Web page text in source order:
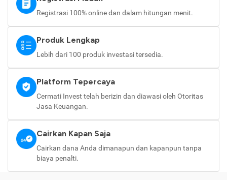
Registrasi 100% online dan dalam hitungan menit.
Produk Lengkap
Lebih dari 100 produk investasi tersedia.
Platform Tepercaya
Cermati Invest telah berizin dan diawasi oleh Otoritas
Jasa Keuangan.
Cairkan Kapan Saja
Cairkan dana Anda dimanapun dan kapanpun tanpa
biaya penalti.